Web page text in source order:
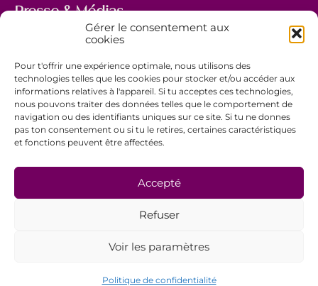
Gérer le consentement aux
cookies
Pour t'offrir une expérience optimale, nous utilisons des
technologies telles que les cookies pour stocker et/ou accéder aux
informations relatives à l'appareil. Si tu acceptes ces technologies,
nous pouvons traiter des données telles que le comportement de
navigation ou des identifiants uniques sur ce site. Si tu ne donnes
pas ton consentement ou si tu le retires, certaines caractéristiques
et fonctions peuvent être affectées.
Accepté
Refuser
Voir les paramètres
Politique de confidentialité
Presse & Médias
5, avenue Marie-Thérèse
+352 44 743 340
comm@ewb.lu
Faire un don
Mentions légales
Conditions générales de vente